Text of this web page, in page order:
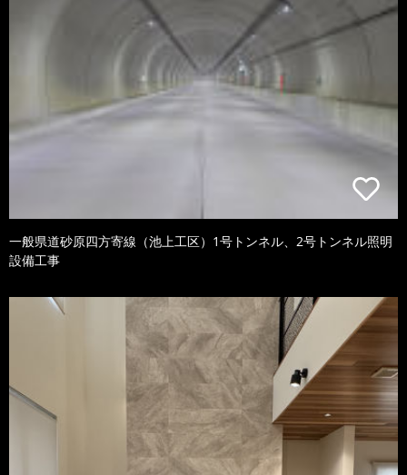
一般県道砂原四方寄線（池上工区）1号トンネル、2号トンネル照明
設備工事